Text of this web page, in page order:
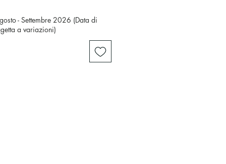
- Settembre 2026 (Data di
a variazioni)